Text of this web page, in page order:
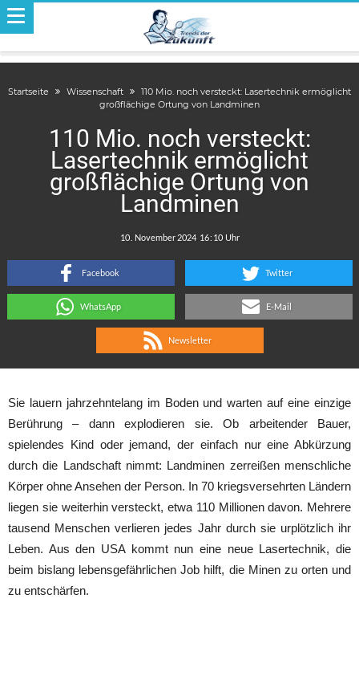
Startseite Wissenschaft
110 Mio. noch versteckt: Lasertechnik ermöglicht
großflächige Ortung von Landminen
110 Mio. noch versteckt:
Lasertechnik ermöglicht
großflächige Ortung von
Landminen
:
Facebook Twitter
WhatsApp E-Mail
Newsletter
Sie lauern jahrzehntelang im Boden und warten auf eine einzige
Berührung – dann explodieren sie. Ob arbeitender Bauer,
spielendes Kind oder jemand, der einfach nur eine Abkürzung
durch die Landschaft nimmt: Landminen zerreißen menschliche
Körper ohne Ansehen der Person. In 70 kriegsversehrten Ländern
liegen sie weiterhin versteckt, etwa 110 Millionen davon. Mehrere
tausend Menschen verlieren jedes Jahr durch sie urplötzlich ihr
Leben. Aus den USA kommt nun eine neue Lasertechnik, die
beim bislang lebensgefährlichen Job hilft, die Minen zu orten und
zu entschärfen.